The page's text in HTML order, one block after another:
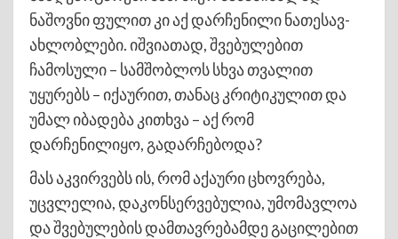
ნაშოვნი ფულით კი აქ დარჩენილი ნათესავ-
ახლობლები. იშვიათად, შვებულებით
ჩამოსული – სამშობლოს სხვა თვალით
უყურებს – იქაურით, თანაც კრიტიკულით და
უმალ იბადება კითხვა – აქ რომ
დარჩენილიყო, გადარჩებოდა?
მას აკვირვებს ის, რომ აქაური ცხოვრება,
უცვლელია, დაკონსერვებულია, უმომავლოა
და შვებულების დამთავრებამდე გაცილებით